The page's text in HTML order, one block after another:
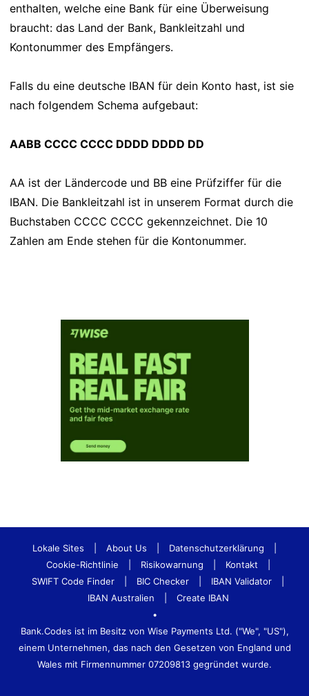
enthalten, welche eine Bank für eine Überweisung
braucht: das Land der Bank, Bankleitzahl und
Kontonummer des Empfängers.
Falls du eine deutsche IBAN für dein Konto hast, ist sie
nach folgendem Schema aufgebaut:
AABB CCCC CCCC DDDD DDDD DD
AA ist der Ländercode und BB eine Prüfziffer für die
IBAN. Die Bankleitzahl ist in unserem Format durch die
Buchstaben CCCC CCCC gekennzeichnet. Die 10
Zahlen am Ende stehen für die Kontonummer.
Lokale Sites About Us Datenschutzerklärung
Cookie-Richtlinie
Risikowarnung Kontakt
SWIFT Code Finder
BIC Checker IBAN Validator
IBAN Australien
Create IBAN
•
Bank.Codes ist im Besitz von Wise Payments Ltd. ("We", "US"),
einem Unternehmen, das nach den Gesetzen von England und
Wales mit Firmennummer 07209813 gegründet wurde.